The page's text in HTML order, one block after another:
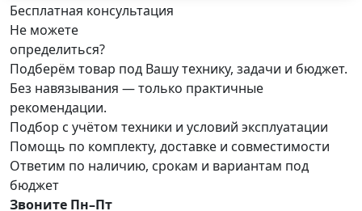
Бесплатная консультация
Не можете
определиться?
Подберём товар под Вашу технику, задачи и бюджет.
Без навязывания — только практичные
рекомендации.
Подбор с учётом техники и условий эксплуатации
Помощь по комплекту, доставке и совместимости
Ответим по наличию, срокам и вариантам под
бюджет
Звоните Пн–Пт